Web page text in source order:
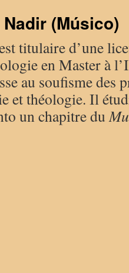
(Músico)
titulaire d’une
en Master à
au soufisme des
et théologie. Il
un chapitre du